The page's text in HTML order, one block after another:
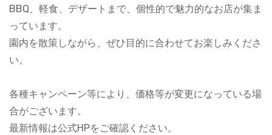
BBQ、軽食、デザートまで、個性的で魅力的なお店が集ま
っています。
園内を散策しながら、ぜひ目的に合わせてお楽しみくださ
い。
各種キャンペーン等により、価格等が変更になっている場
合がございます。
最新情報は公式HPをご確認ください。